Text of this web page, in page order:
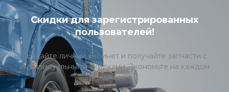
Скидки для зарегистрированных
пользователей!
Создайте личный кабинет и получайте запчасти с
индивидуальными скидками. Экономьте на каждом
заказе!